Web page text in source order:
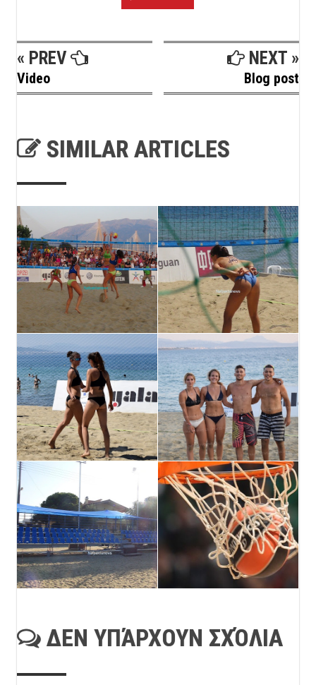
« PREV
Video
NEXT »
Blog post
SIMILAR ARTICLES
ΔΕΝ ΥΠΆΡΧΟΥΝ ΣΧΌΛΙΑ